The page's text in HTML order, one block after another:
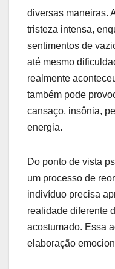
diversas maneiras.
tristeza intensa,
sentimentos de
até mesmo
realmente
também pode
cansaço, insônia,
energia.
Do ponto de vista
um processo de
indivíduo precisa
realidade diferente
acostumado. Essa
elaboração